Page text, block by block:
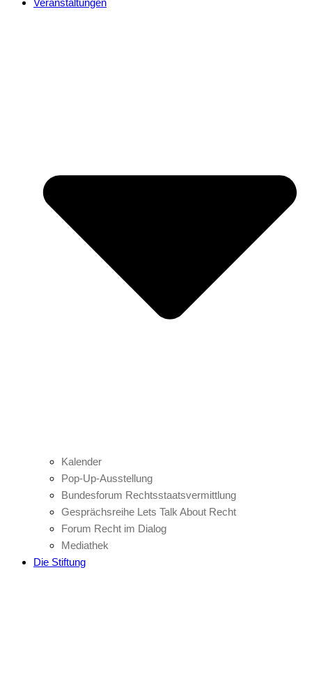
Veranstaltungen
Kalender
Pop-Up-Ausstellung
Bundesforum Rechtsstaatsvermittlung
Gesprächsreihe Lets Talk About Recht
Forum Recht im Dialog
Mediathek
Die Stiftung